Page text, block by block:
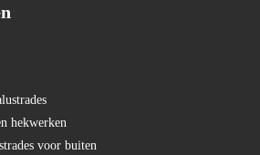
hekwerken
voor buiten